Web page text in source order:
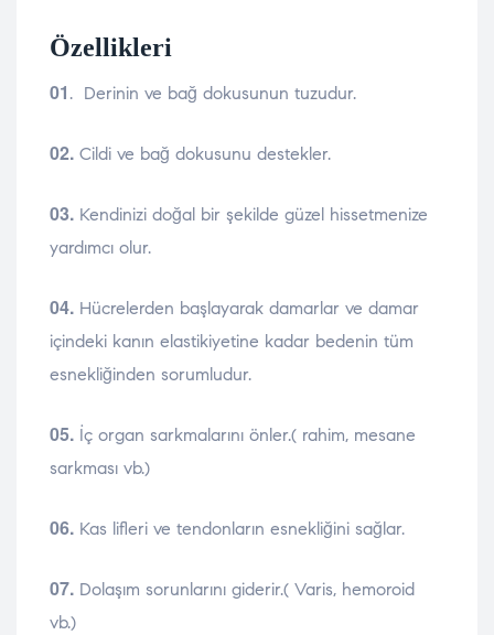
Özellikleri
01 . Derinin ve bağ dokusunun tuzudur.
02. Cildi ve bağ dokusunu destekler.
03. Kendinizi doğal bir şekilde güzel hissetmenize
yardımcı olur.
04. Hücrelerden başlayarak damarlar ve damar
içindeki kanın elastikiyetine kadar bedenin tüm
esnekliğinden sorumludur.
05. İç organ sarkmalarını önler.( rahim, mesane
sarkması vb.)
06. Kas lifleri ve tendonların esnekliğini sağlar.
07. Dolaşım sorunlarını giderir.( Varis, hemoroid
vb.)